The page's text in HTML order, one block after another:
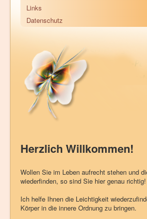
Links
Datenschutz
Herzlich Willkommen!
Wollen Sie im Leben aufrecht stehen und
wiederfinden, so sind Sie hier genau richtig!
Ich helfe Ihnen die Leichtigkeit
Körper in die innere Ordnung zu bringen.